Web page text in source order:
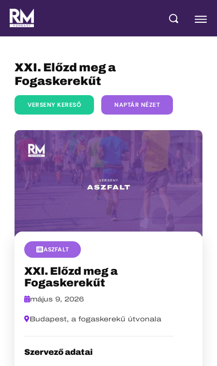
XXI. Előzd meg a
Fogaskerekűt
VERSENY KERESŐ NAPTÁR NÉZET
ASZFALT
XXI. Előzd meg a
Fogaskerekűt
május 9, 2026
Budapest, a fogaskerekű útvonala
Szervező adatai